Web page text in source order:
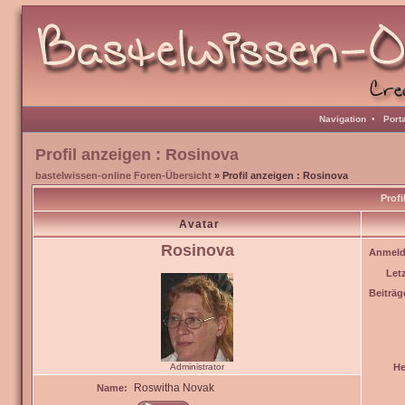
Navigation •
Profil anzeigen : Rosinova
bastelwissen-online Foren-Übersicht » Profil anzeigen : Rosinova
Avatar
Rosinova
Administrator
Name:
Roswitha Novak